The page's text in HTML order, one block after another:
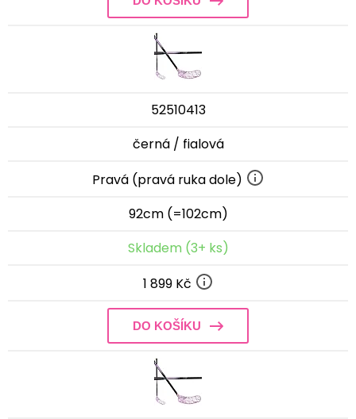
52510413
černá / fialová
Pravá (pravá ruka dole)
92cm (=102cm)
Skladem (3+ ks)
1 899 Kč
DO KOŠÍKU